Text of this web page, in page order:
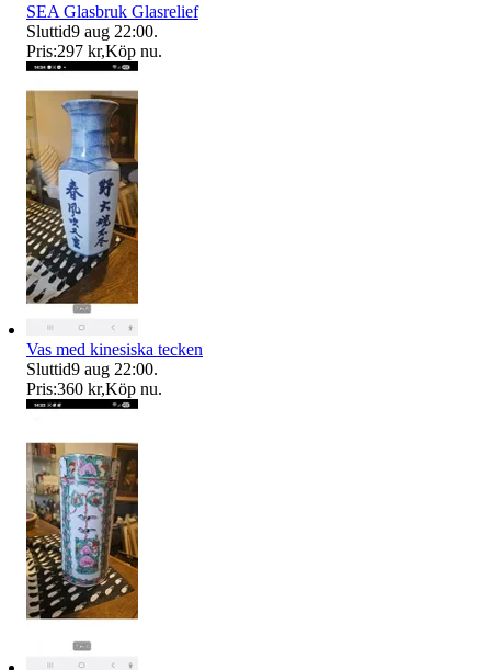
SEA Glasbruk Glasrelief
Sluttid9 aug 22:00.
Pris:297 kr,Köp nu.
Vas med kinesiska tecken
Sluttid9 aug 22:00.
Pris:360 kr,Köp nu.